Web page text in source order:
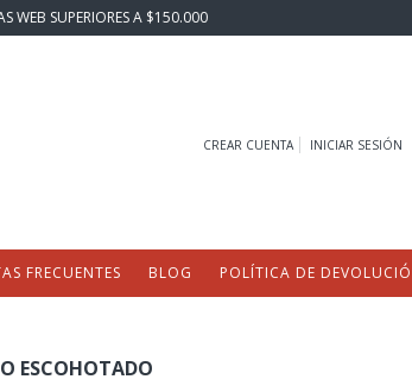
WEB SUPERIORES A $150.000
CREAR CUENTA INICIAR SESIÓN
FRECUENTES BLOG POLÍTICA DE
ESCOHOTADO